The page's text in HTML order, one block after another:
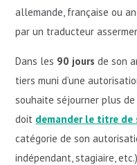
allemande, française ou
par un traducteur
Dans les 90 jours de son
tiers muni d’une
souhaite séjourner plus
doit demander le titre de
catégorie de son
indépendant, stagiaire,